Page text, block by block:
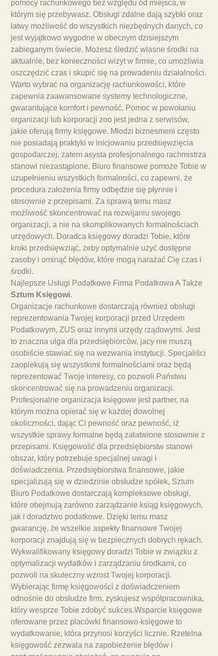
pomocy rachunkowego bez względu od miejsca, w
którym się przebywasz. Obsługi zdalne dają szybki oraz
łatwy możliwość do wszystkich niezbędnych danych, co
jest wyjątkowo wygodne w obecnym dzisiejszym
zabieganym świecie. Możesz śledzić własne środki na
aktualnie, bez konieczności wizyt w firmie, co umożliwia
oszczędzić czas i skupić się na prowadeniu działalności.
Warto wybrać na organizację rachunkowości, które
zapewnia zaawansowane systemy technologiczne,
gwarantujące komfort i pewność. Pomoc w powołaniu
organizacji lub korporacji zoo jest jedna z serwisów,
jakie oferują firmy księgowe. Młodzi biznesmeni często
nie posiadają praktyki w inicjowaniu przedsięwzięcia
gospodarczej, zatem asysta profesjonalnego rachmistrza
stanowi niezastąpione. Biuro finansowe pomoże Tobie w
uzupełnieniu wszystkich formalności, co zapewni, że
procedura założenia firmy odbędzie się płynnie i
stosownie z przepisami. Za sprawą temu masz
możliwość skoncentrować na rozwijaniu swojego
organizacji, a nie na skomplikowanych formalnościach
urzędowych. Doradca księgowy doradzi Tobie, które
kroki przedsięwziąć, żeby optymalnie użyć dostępne
zasoby i ominąć błędów, które mogą narażać Cię czas i
środki.
Najlepsze Usługi Podatkowe Firma Podatkowa A Także
Sztum Księgowi.
Organizacje rachunkowe dostarczają również obsługi
reprezentowania Twojej korporacji przed Urzędem
Podatkowym, ZUS oraz innymi urzędy rządowymi. Jest
to znaczna ulga dla przedsiębiorców, jacy nie muszą
osobiście stawiać się na wezwania instytucji. Specjaliści
zaopiekują się wszystkimi formalnościami oraz będą
reprezentować Twoje interesy, co pozwoli Państwu
skoncentrować się na prowadzeniu organizacji.
Profesjonalne organizacja księgowe jest partner, na
którym można opierać się w każdej dowolnej
okoliczności, dając Ci pewność oraz pewność, iż
wszystkie sprawy formalne będą załatwione stosownie z
przepisami. Księgowość dla przedsiębiorstw stanowi
obszar, który potrzebuje specjalnej uwagi i
doświadczenia. Przedsiębiorstwa finansowe, jakie
specjalizują się w dziedzinie obsłudze spółek, Sztum
Biuro Podatkowe dostarczają kompleksowe obsługi,
które obejmują zarówno zarządzanie ksiąg księgowych,
jak i doradztwo podatkowe. Dzięki temu masz
gwarancję, że wszelkie aspekty finansowe Twojej
korporacji znajdują się w bezpiecznych dobrych rękach.
Wykwalifikowany księgowy doradzi Tobie w związku z
optymalizacji wydatków i zarządzaniu środkami, co
pozwoli na skuteczny wzrost Twojej korporacji.
Wybierając firmę księgowości z doświadczeniem
odnośnie do obsłudze firm, zyskujesz współpracownika,
który wesprze Tobie zdobyć sukces.Wsparcie księgowe
oferowane przez placówki finansowo-księgowe to
wydatkowanie, która przynosi korzyści licznie. Rzetelna
księgowość zezwala na zapobieżenie błędów i